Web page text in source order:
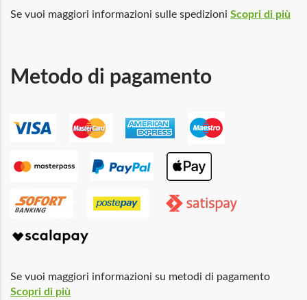
Se vuoi maggiori informazioni sulle spedizioni Scopri di più
Metodo di pagamento
Se vuoi maggiori informazioni su metodi di pagamento
Scopri di più